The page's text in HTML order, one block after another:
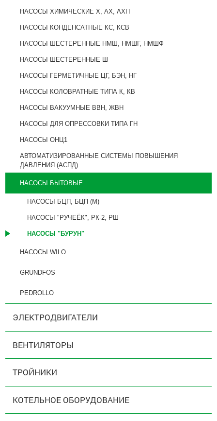
НАСОСЫ ХИМИЧЕСКИЕ Х, АХ, АХП
НАСОСЫ КОНДЕНСАТНЫЕ КС, КСВ
НАСОСЫ ШЕСТЕРЕННЫЕ НМШ, НМШГ, НМШФ
НАСОСЫ ШЕСТЕРЕННЫЕ Ш
НАСОСЫ ГЕРМЕТИЧНЫЕ ЦГ, БЭН, НГ
НАСОСЫ КОЛОВРАТНЫЕ ТИПА К, КВ
НАСОСЫ ВАКУУМНЫЕ ВВН, ЖВН
НАСОСЫ ДЛЯ ОПРЕССОВКИ ТИПА ГН
НАСОСЫ ОНЦ1
АВТОМАТИЗИРОВАННЫЕ СИСТЕМЫ ПОВЫШЕНИЯ
ДАВЛЕНИЯ (АСПД)
НАСОСЫ БЫТОВЫЕ
НАСОСЫ БЦП, БЦП (М)
НАСОСЫ "РУЧЕЁК", РК-2, РШ
НАСОСЫ "БУРУН"
НАСОСЫ WILO
GRUNDFOS
PEDROLLO
ЭЛЕКТРОДВИГАТЕЛИ
ВЕНТИЛЯТОРЫ
ТРОЙНИКИ
КОТЕЛЬНОЕ ОБОРУДОВАНИЕ